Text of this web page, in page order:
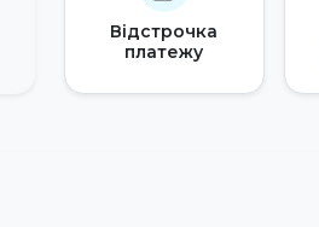
Відстрочка
платежу